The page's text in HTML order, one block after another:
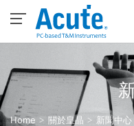
Home 關於皇晶 新聞中心